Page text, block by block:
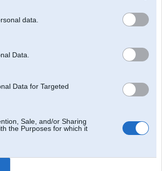
data.
Data.
Data for Targeted
Sale, and/or Sharing
the Purposes for which it
trāpījās
ir no pagaišgada motociklistiem. Gonkas laikā noplīsa mocis